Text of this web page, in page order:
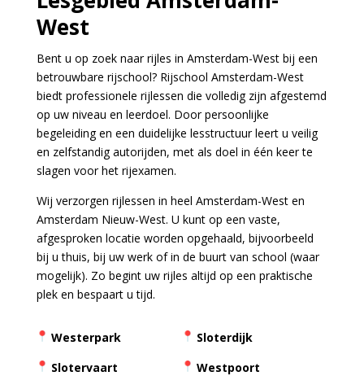
West
Bent u op zoek naar rijles in Amsterdam-West bij een
betrouwbare rijschool? Rijschool Amsterdam-West
biedt professionele rijlessen die volledig zijn afgestemd
op uw niveau en leerdoel. Door persoonlijke
begeleiding en een duidelijke lesstructuur leert u veilig
en zelfstandig autorijden, met als doel in één keer te
slagen voor het rijexamen.
Wij verzorgen rijlessen in heel Amsterdam-West en
Amsterdam Nieuw-West. U kunt op een vaste,
afgesproken locatie worden opgehaald, bijvoorbeeld
bij u thuis, bij uw werk of in de buurt van school (waar
mogelijk). Zo begint uw rijles altijd op een praktische
plek en bespaart u tijd.
Westerpark
Slotervaart
Sloterdijk
Westpoort